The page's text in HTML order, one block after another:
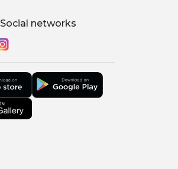
Social networks